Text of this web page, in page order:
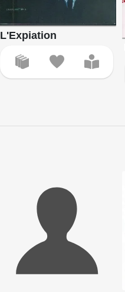
L'Expiation